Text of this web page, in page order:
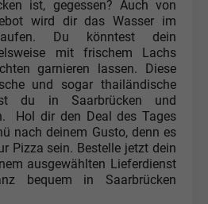
ist, gegessen? Auch von
wird dir das Wasser im
Du könntest dein
mit frischem Lachs
garnieren lassen. Diese
und sogar thailändische
du in Saarbrücken und
Hol dir den Deal des Tages
nach deinem Gusto, denn es
Pizza sein. Bestelle jetzt dein
ausgewählten Lieferdienst
bequem in Saarbrücken